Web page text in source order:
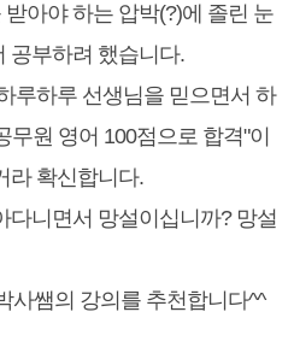
아야 하는 압박(?)에 졸린 눈
공부하려 했습니다.
루하루 선생님을 믿으면서 하
원 영어 100점으로 합격"이
라 확신합니다.
다니면서 망설이십니까? 망설
사쌤의 강의를 추천합니다^^